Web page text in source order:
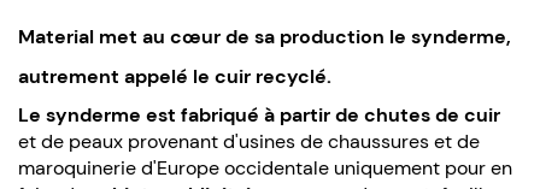
Material met au cœur de sa production le synderme,
autrement appelé le cuir recyclé.
Le synderme est fabriqué à partir de chutes de cuir
et de peaux provenant d'usines de chaussures et de
maroquinerie d'Europe occidentale uniquement pour en